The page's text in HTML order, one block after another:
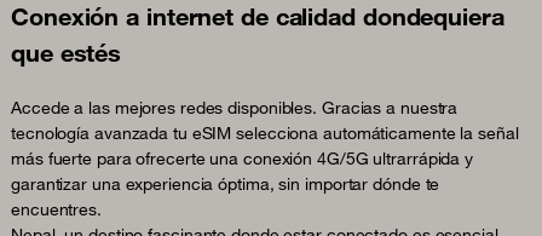
Conexión a internet de calidad dondequiera
que estés
Accede a las mejores redes disponibles. Gracias a nuestra
tecnología avanzada tu eSIM selecciona automáticamente la señal
más fuerte para ofrecerte una conexión 4G/5G ultrarrápida y
garantizar una experiencia óptima, sin importar dónde te
encuentres.